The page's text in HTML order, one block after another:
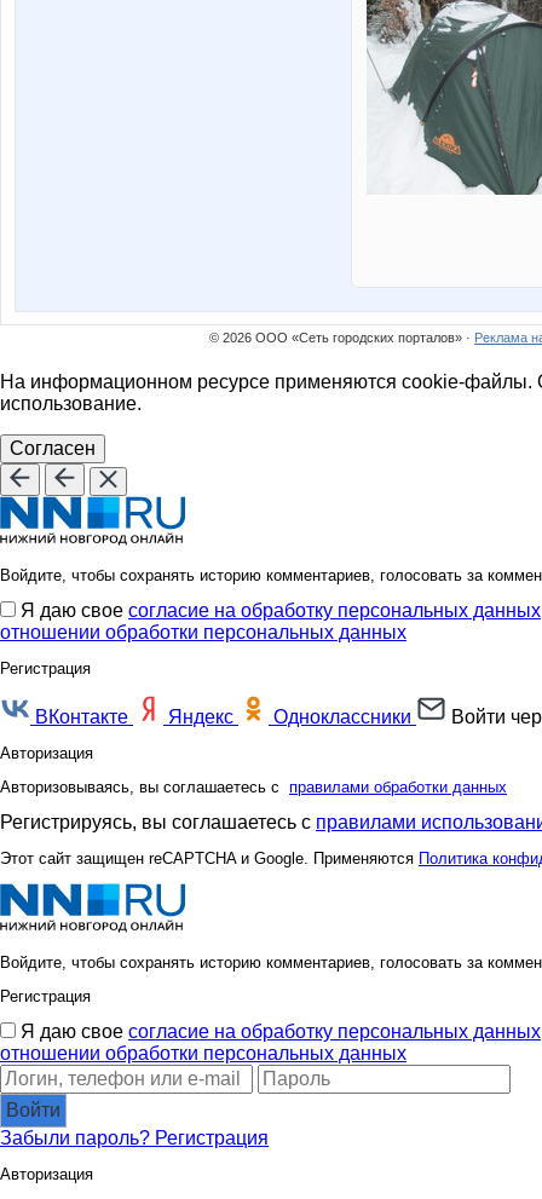
© 2026 ООО «Сеть городских порталов» · Реклама
На информационном ресурсе применяются cookie-файлы.
использование.
Согласен
Войдите, чтобы сохранять историю комментариев, голосовать за
Я даю свое согласие на обработку персональных данных
отношении обработки персональных данных
Регистрация
ВКонтакте Яндекс Одноклассники Войти
Авторизация
Авторизовываясь, вы соглашаетесь с правилами обработки данных
Регистрируясь, вы соглашаетесь с правилами
Этот сайт защищен reCAPTCHA и Google. Применяются Политика
Войдите, чтобы сохранять историю комментариев, голосовать за
Регистрация
Я даю свое согласие на обработку персональных данных
отношении обработки персональных данных
Войти
Забыли пароль? Регистрация
Авторизация